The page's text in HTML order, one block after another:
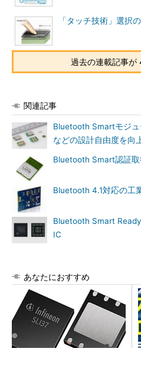
「タッチ技術」選択
過去の連載記事が
関連記事
Bluetooth Smartモジ
などの設計自由度を向
Bluetooth Smart認証
Bluetooth 4.1対応の工
Bluetooth Smart
IC
あなたにおすすめ